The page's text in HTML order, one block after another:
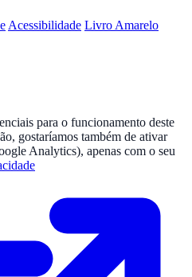
Acessibilidade Livro Amarelo
para o funcionamento deste
gostaríamos também de ativar
Analytics), apenas com o seu